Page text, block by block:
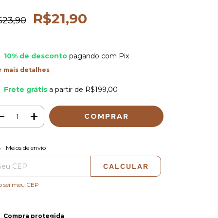
R$21,90
10% de descontopagando com Pix
mais detalhes
Frete grátis a partir de R$199,00
para o CEP:
Meios de envio
CALCULAR
sei meu CEP
Compra protegida